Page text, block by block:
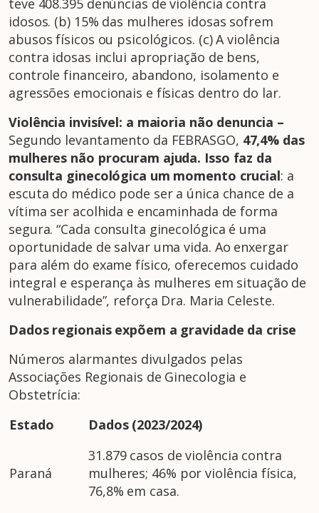
teve 408.395 denúncias de violência contra
idosos. (b) 15% das mulheres idosas sofrem
abusos físicos ou psicológicos. (c) A violência
contra idosas inclui apropriação de bens,
controle financeiro, abandono, isolamento e
agressões emocionais e físicas dentro do lar.
Violência invisível: a maioria não denuncia –
Segundo levantamento da FEBRASGO, 47,4% das
mulheres não procuram ajuda. Isso faz da
consulta ginecológica um momento crucial: a
escuta do médico pode ser a única chance de a
vítima ser acolhida e encaminhada de forma
segura. “Cada consulta ginecológica é uma
oportunidade de salvar uma vida. Ao enxergar
para além do exame físico, oferecemos cuidado
integral e esperança às mulheres em situação de
vulnerabilidade”, reforça Dra. Maria Celeste.
Dados regionais expõem a gravidade da crise
Números alarmantes divulgados pelas
Associações Regionais de Ginecologia e
Obstetrícia:
Estado
Dados (2023/2024)
Paraná
31.879 casos de violência contra
mulheres; 46% por violência física,
76,8% em casa.